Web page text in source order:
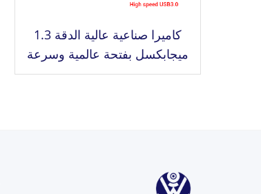
كاميرا صناعية عالية الدقة 1.3
ميجابكسل بفتحة عالمية وسرعة
USB3.0، تصل سرعتها إلى 400